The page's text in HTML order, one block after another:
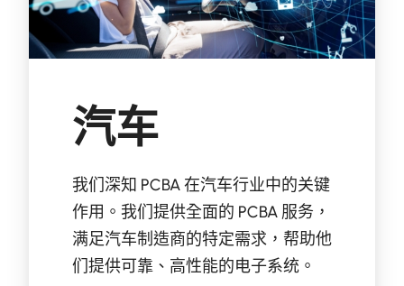
汽车
我们深知 PCBA 在汽车行业中的关键
作用。我们提供全面的 PCBA 服务，
满足汽车制造商的特定需求，帮助他
们提供可靠、高性能的电子系统。